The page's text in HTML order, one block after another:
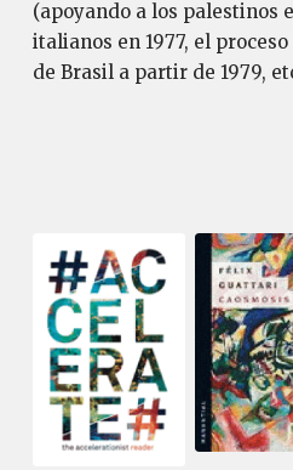
(apoyando a los palestinos
italianos en 1977, el
de Brasil a partir de 1979,